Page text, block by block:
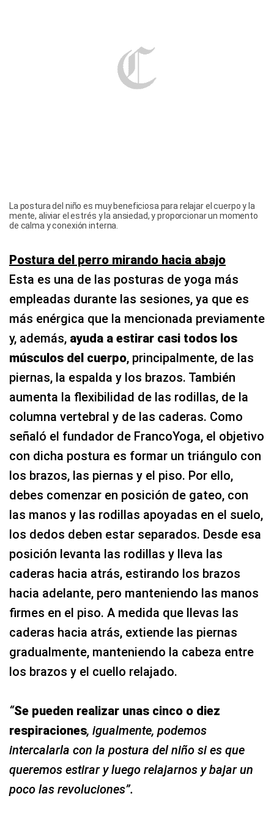
Postura del perro mirando hacia abajo
Esta es una de las posturas de yoga más
más enérgica que la mencionada previamente
y, además,ayuda a estirar casi todos los
músculos del cuerpo, principalmente, de las
piernas, la espalda y los brazos. También
aumenta la flexibilidad de las rodillas, de la
columna vertebral y de las caderas. Como
señaló el fundador de FrancoYoga, el objetivo
con dicha postura es formar un triángulo con
los brazos, las piernas y el piso. Por ello,
debes comenzar en posición de gateo, con
las manos y las rodillas apoyadas en el suelo,
los dedos deben estar separados. Desde esa
posición levanta las rodillas y lleva las
caderas hacia atrás, estirando los brazos
hacia adelante, pero manteniendo las manos
firmes en el piso. A medida que llevas las
caderas hacia atrás, extiende las piernas
gradualmente, manteniendo la cabeza entre
los brazos y el cuello relajado.
“Se pueden realizar unas cinco o diez
respiraciones, igualmente, podemos
queremos estirar y luego relajarnos y bajar un
poco las revoluciones”.